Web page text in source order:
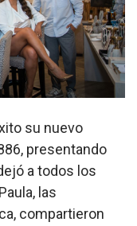
su nuevo
presentando
a todos los
las
compartieron